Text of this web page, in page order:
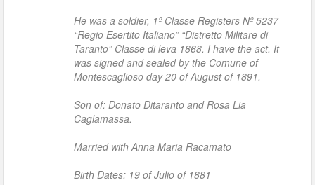
He was a soldier, 1º Classe Registers Nº 5237
“Regio Esertito Italiano” “Distretto Militare di
Taranto” Classe di leva 1868. I have the act. It
was signed and sealed by the Comune of
Montescaglioso day 20 of August of 1891.
Son of: Donato Ditaranto and Rosa Lia
Caglamassa.
Married with Anna Maria Racamato
Birth Dates: 19 of Julio of 1881